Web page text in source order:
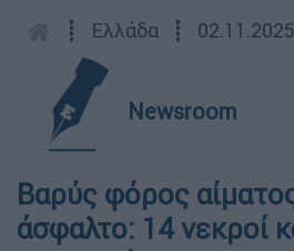
┋ Ελλάδα ┋
Newsroom
Βαρύς φόρος
άσφαλτο: 14 νεκροί